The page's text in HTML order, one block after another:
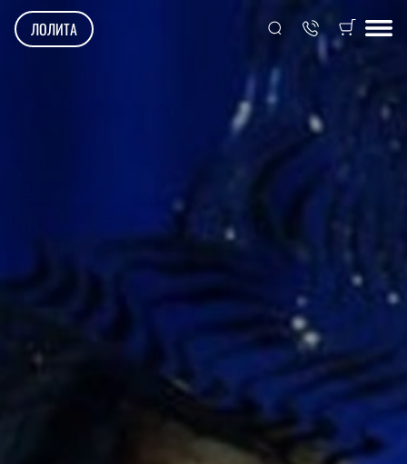
ЛОЛИТА